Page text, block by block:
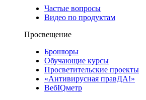
Частые вопросы
Видео по продуктам
Просвещение
Брошюры
Обучающие курсы
Просветительские проекты
«Антивирусная правДА!»
ВебIQметр